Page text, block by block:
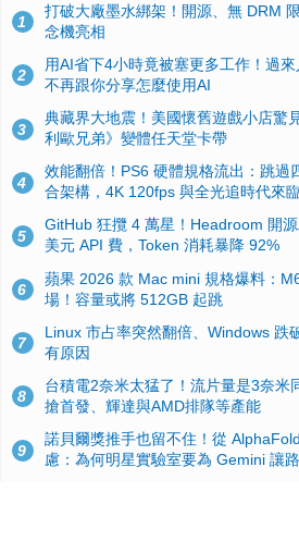
1
打破大廠墨水綁架！開源、無 DRM
念機亮相
2
用AI省下4小時竟被塞更多工作！過
不再跟你分享怎麼使用AI
3
典藏界大地震！美國懷舊遊戲小店驚
利歐兄弟》變體任天堂卡帶
4
效能翻倍！PS6 硬體規格流出：跳過
合架構，4K 120fps 與全光追時代來
5
GitHub 狂攬 4 萬星！Headroom 開
美元 API 費，Token 消耗暴降 92%
6
蘋果 2026 款 Mac mini 規格爆料：
場！容量或將 512GB 起跳
7
Linux 市占率突然翻倍、Windows 跌
有原因
8
台積電2奈米太猛了！流片量是3奈米
搶首發、輝達與AMD排隊等產能
9
諾貝爾獎推手也留不住！從
慮：為何明星實驗室要為 Gemini 讓